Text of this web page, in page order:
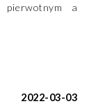
pierwotnym a
2022-03-03